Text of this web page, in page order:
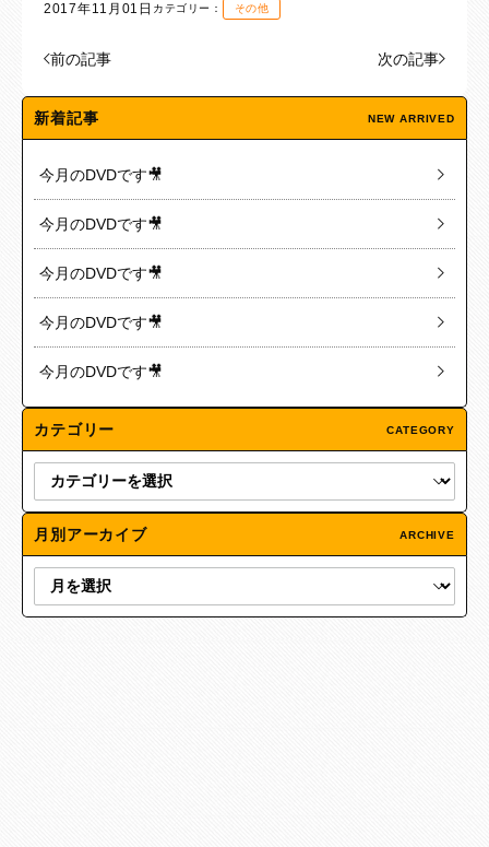
2017年11月01日 カテゴリー： その他
前の記事 次の記事
新着記事 NEW ARRIVED
今月のDVDです🎥
今月のDVDです🎥
今月のDVDです🎥
今月のDVDです🎥
今月のDVDです🎥
カテゴリー CATEGORY
月別アーカイブ ARCHIVE